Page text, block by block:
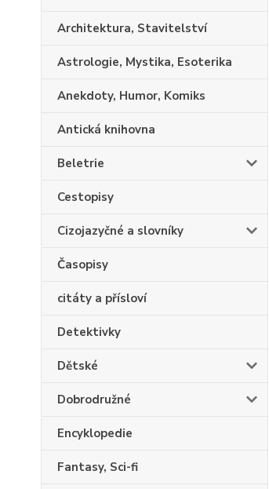
Architektura, Stavitelství
Astrologie, Mystika, Esoterika
Anekdoty, Humor, Komiks
Antická knihovna
Beletrie
Cestopisy
Cizojazyčné a slovníky
Časopisy
citáty a přísloví
Detektivky
Dětské
Dobrodružné
Encyklopedie
Fantasy, Sci-fi